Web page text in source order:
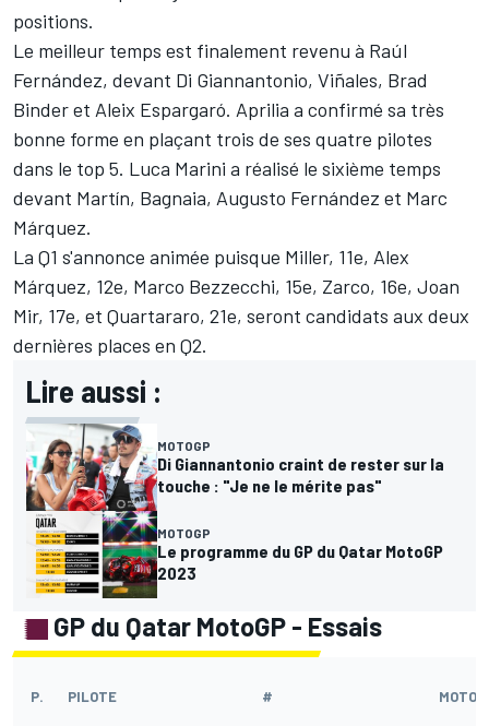
positions.
Le meilleur temps est finalement revenu à Raúl
Fernández, devant Di Giannantonio, Viñales, Brad
Binderet Aleix Espargaró. Aprilia a confirmé sa très
bonne forme en plaçant trois de ses quatre pilotes
dans le top 5. Luca Marini a réalisé le sixième temps
devant Martín, Bagnaia, Augusto Fernández et Marc
Márquez.
La Q1 s'annonce animée puisque Miller, 11e, Alex
Márquez, 12e, Marco Bezzecchi, 15e, Zarco, 16e, Joan
Mir, 17e, et Quartararo, 21e, seront candidats aux deux
dernières places en Q2.
Lire aussi :
MOTOGP
Di Giannantonio craint de rester sur la
touche : "Je ne le mérite pas"
MOTOGP
Le programme du GP du Qatar MotoGP
2023
GP du Qatar MotoGP - Essais
P. PILOTE # MOTO